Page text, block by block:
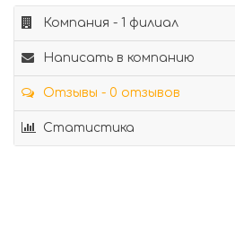
Компания - 1 филиал
Написать в компанию
Отзывы - 0 отзывов
Статистика